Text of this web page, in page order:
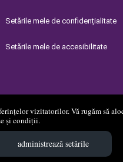
vizitatorilor. Vă rugăm să
și condiții.
administrează setările
Setările mele de confidențialitate
Setările mele de accesibilitate
Magazin online
sec